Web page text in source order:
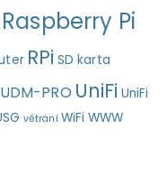
Raspberry Pi
RPi SD karta
UDM-PRO UniFi UniFi
větrání WiFi WWW